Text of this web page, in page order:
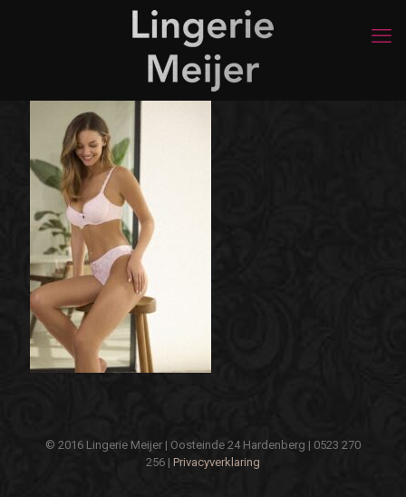
© 2016 Lingerie Meijer | Oosteinde 24 Hardenberg | 0523 270
256 | Privacyverklaring